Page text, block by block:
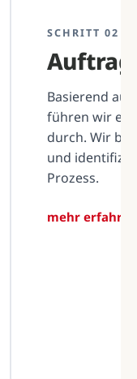
SCHRITT 02
Basierend
führen wir
durch. Wir
und
Prozess.
mehr erfahren